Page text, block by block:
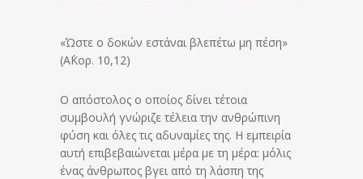
«Ώστε ο δοκών εστάναι βλεπέτω μη πέση»
(Α΄Κορ. 10,12)
Ο απόστολος ο οποίος δίνει τέτοια
συμβουλή γνώριζε τέλεια την ανθρώπινη
φύση και όλες τις αδυναμίες της. Η εμπειρία
αυτή επιβεβαιώνεται μέρα με τη μέρα: μόλις
ένας άνθρωπος βγει από τη λάσπη της